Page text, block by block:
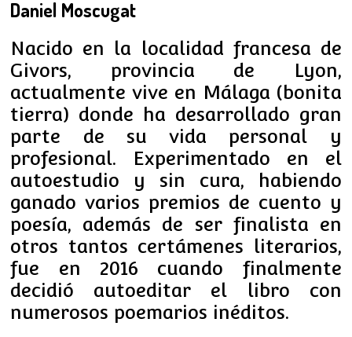
Daniel Moscugat
Nacido en la localidad francesa de
Givors, provincia de Lyon,
actualmente vive en Málaga (bonita
tierra) donde ha desarrollado gran
parte de su vida personal y
profesional. Experimentado en el
autoestudio y sin cura, habiendo
ganado varios premios de cuento y
poesía, además de ser finalista en
otros tantos certámenes literarios,
fue en 2016 cuando finalmente
decidió autoeditar el libro con
numerosos poemarios inéditos.